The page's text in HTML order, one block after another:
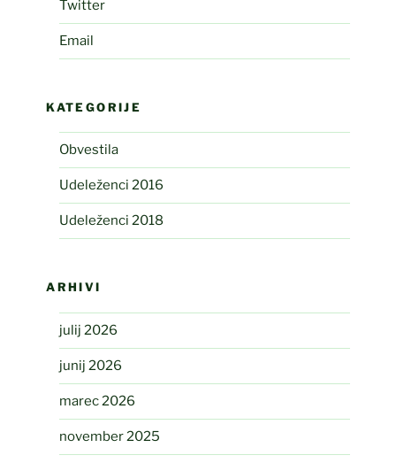
Twitter
Email
KATEGORIJE
Obvestila
Udeleženci 2016
Udeleženci 2018
ARHIVI
julij 2026
junij 2026
marec 2026
november 2025